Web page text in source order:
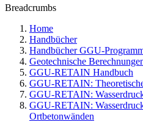
Breadcrumbs
Home
Handbücher
Handbücher GGU-
Geotechnische
GGU-RETAIN Handbuch
GGU-RETAIN:
GGU-RETAIN:
GGU-RETAIN:
Ortbetonwänden